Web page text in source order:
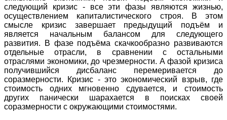
следующий кризис - все эти фазы являются жизнью,
осуществлением капиталистического строя. В этом
смысле кризис завершает предыдущий подъём и
является начальным балансом для следующего
развития. В фазе подъёма скачкообразно развиваются
отдельные отрасли, в сравнении с остальными
отраслями экономики, до чрезмерности. А фазой кризиса
получившийся дисбаланс перемеривается до
соразмерности. Кризис - это экономический взрыв, где
стоимость одних мгновенно сдувается, и стоимость
других панически шарахается в поисках своей
соразмерности с окружающими стоимостями.